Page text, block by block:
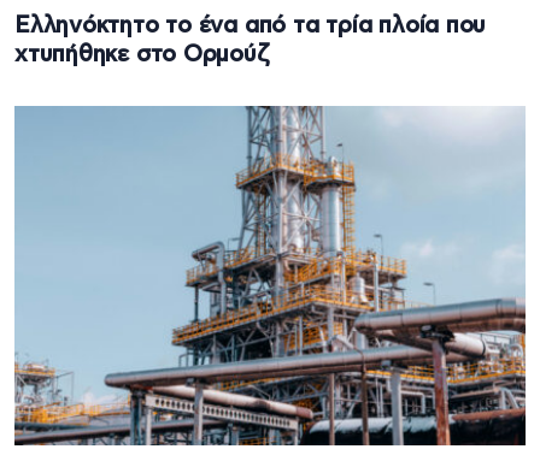
Ελληνόκτητο το ένα από τα τρία πλοία που
χτυπήθηκε στο Ορμούζ